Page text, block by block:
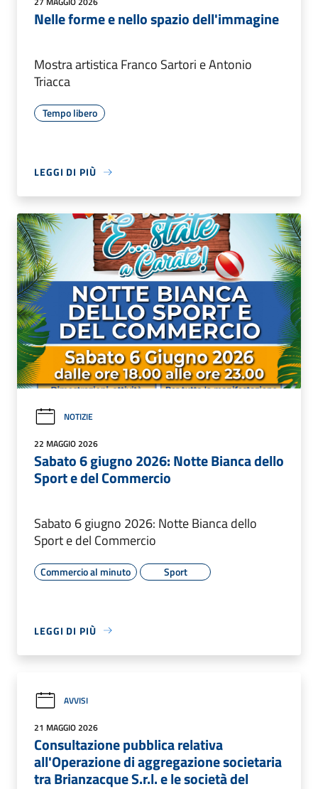
Nelle forme e nello spazio dell'immagine
Mostra artistica Franco Sartori e Antonio
Triacca
Tempo libero
LEGGI DI PIÙ
NOTIZIE
22 MAGGIO 2026
Sabato 6 giugno 2026: Notte Bianca dello
Sport e del Commercio
Sabato 6 giugno 2026: Notte Bianca dello
Sport e del Commercio
Commercio al minuto Sport
LEGGI DI PIÙ
AVVISI
21 MAGGIO 2026
Consultazione pubblica relativa
all'Operazione di aggregazione societaria
tra Brianzacque S.r.l. e le società del